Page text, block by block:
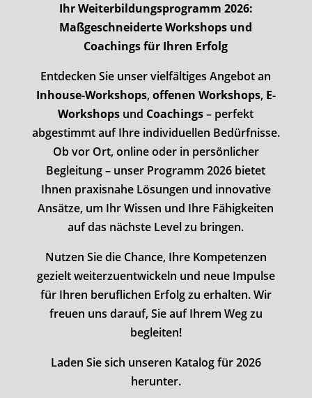
Ihr Weiterbildungsprogramm 2026:
Maßgeschneiderte Workshops und
Coachings für Ihren Erfolg
Entdecken Sie unser vielfältiges Angebot an
Inhouse-Workshops,offenen Workshops, E-
Workshops und Coachings– perfekt
abgestimmt auf Ihre individuellen Bedürfnisse.
Ob vor Ort, online oder in persönlicher
Begleitung – unser Programm 2026 bietet
Ihnen praxisnahe Lösungen und innovative
Ansätze, um Ihr Wissen und Ihre Fähigkeiten
auf das nächste Level zu bringen.
Nutzen Sie die Chance, Ihre Kompetenzen
gezielt weiterzuentwickeln und neue Impulse
für Ihren beruflichen Erfolg zu erhalten. Wir
freuen uns darauf, Sie auf Ihrem Weg zu
begleiten!
Laden Sie sich unseren Katalog für 2026
herunter.